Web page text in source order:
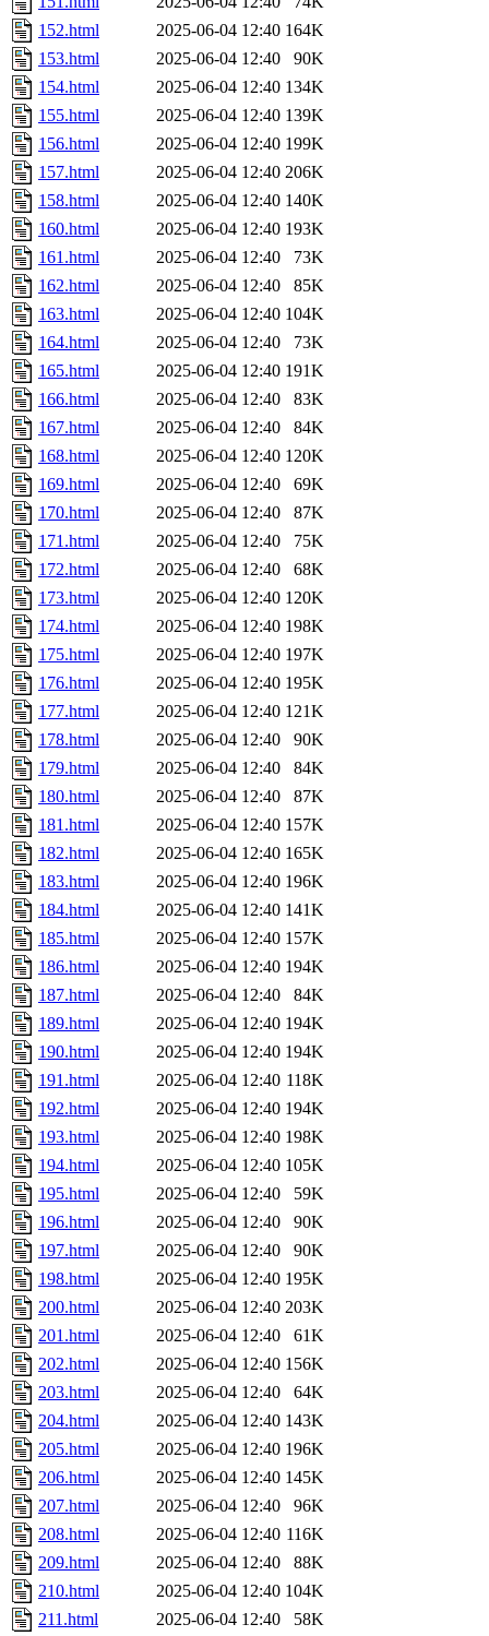
152.html
2025-06-04 12:40 164K
153.html
2025-06-04 12:40
90K
154.html
2025-06-04 12:40 134K
155.html
2025-06-04 12:40 139K
156.html
2025-06-04 12:40 199K
157.html
2025-06-04 12:40 206K
158.html
2025-06-04 12:40 140K
160.html
2025-06-04 12:40 193K
161.html
2025-06-04 12:40
73K
162.html
2025-06-04 12:40
85K
163.html
2025-06-04 12:40 104K
164.html
2025-06-04 12:40
73K
165.html
2025-06-04 12:40 191K
166.html
2025-06-04 12:40
83K
167.html
2025-06-04 12:40
84K
168.html
2025-06-04 12:40 120K
169.html
2025-06-04 12:40
69K
170.html
2025-06-04 12:40
87K
171.html
2025-06-04 12:40
75K
172.html
2025-06-04 12:40
68K
173.html
2025-06-04 12:40 120K
174.html
2025-06-04 12:40 198K
175.html
2025-06-04 12:40 197K
176.html
2025-06-04 12:40 195K
177.html
2025-06-04 12:40 121K
178.html
2025-06-04 12:40
90K
179.html
2025-06-04 12:40
84K
180.html
2025-06-04 12:40
87K
181.html
2025-06-04 12:40 157K
182.html
2025-06-04 12:40 165K
183.html
2025-06-04 12:40 196K
184.html
2025-06-04 12:40 141K
185.html
2025-06-04 12:40 157K
186.html
2025-06-04 12:40 194K
187.html
2025-06-04 12:40
84K
189.html
2025-06-04 12:40 194K
190.html
2025-06-04 12:40 194K
191.html
2025-06-04 12:40 118K
192.html
2025-06-04 12:40 194K
193.html
2025-06-04 12:40 198K
194.html
2025-06-04 12:40 105K
195.html
2025-06-04 12:40
59K
196.html
2025-06-04 12:40
90K
197.html
2025-06-04 12:40
90K
198.html
2025-06-04 12:40 195K
200.html
2025-06-04 12:40 203K
201.html
2025-06-04 12:40
61K
202.html
2025-06-04 12:40 156K
203.html
2025-06-04 12:40
64K
204.html
2025-06-04 12:40 143K
205.html
2025-06-04 12:40 196K
206.html
2025-06-04 12:40 145K
207.html
2025-06-04 12:40
96K
208.html
2025-06-04 12:40 116K
209.html
2025-06-04 12:40
88K
210.html
2025-06-04 12:40 104K
211.html
2025-06-04 12:40
58K